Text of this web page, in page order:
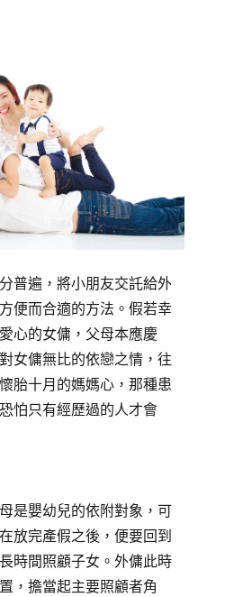
普遍，將小朋友交託給外
便而合適的方法。假若幸
心的女傭，父母本應慶
女傭無比的依戀之情，往
胎十月的媽媽心，那種患
怕只有經歷過的人才會
是嬰幼兒的依附對象，可
放完產假之後，便要回到
時間照顧子女。外傭此時
，擔當起主要照顧者角